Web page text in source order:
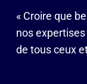
« Croire que
nos
de tous ceux